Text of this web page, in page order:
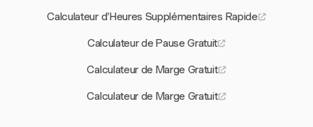
Calculateur d'Heures Supplémentaires Rapide
Calculateur de Pause Gratuit
Calculateur de Marge Gratuit
Calculateur de Marge Gratuit